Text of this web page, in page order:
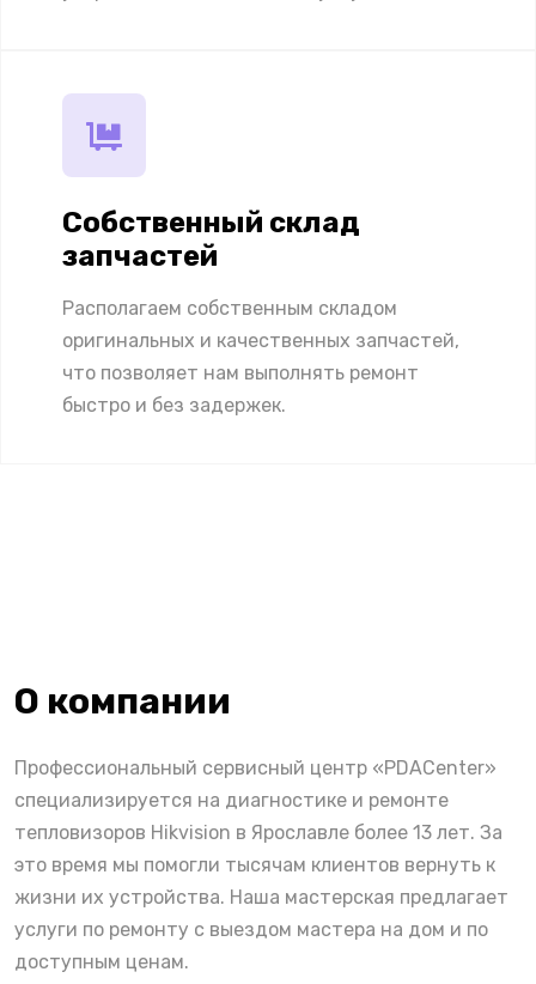
Собственный склад
запчастей
Располагаем собственным складом
оригинальных и качественных запчастей,
что позволяет нам выполнять ремонт
быстро и без задержек.
О компании
Профессиональный сервисный центр «PDACenter»
специализируется на диагностике и ремонте
тепловизоров Hikvision в Ярославле более 13 лет. За
это время мы помогли тысячам клиентов вернуть к
жизни их устройства. Наша мастерская предлагает
услуги по ремонту с выездом мастера на дом и по
доступным ценам.